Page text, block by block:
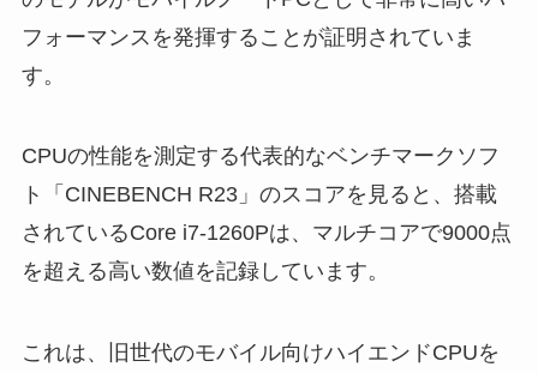
フォーマンスを発揮することが証明されていま
す。
CPUの性能を測定する代表的なベンチマークソフ
ト「CINEBENCH R23」のスコアを見ると、搭載
されているCore i7-1260Pは、マルチコアで9000点
を超える高い数値を記録しています。
これは、旧世代のモバイル向けハイエンドCPUを